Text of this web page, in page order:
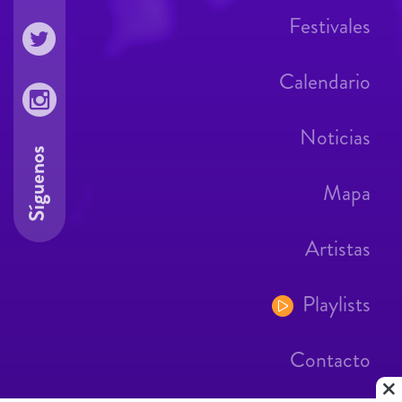
Festivales
Calendario
Noticias
Mapa
Artistas
Playlists
Contacto
Síguenos